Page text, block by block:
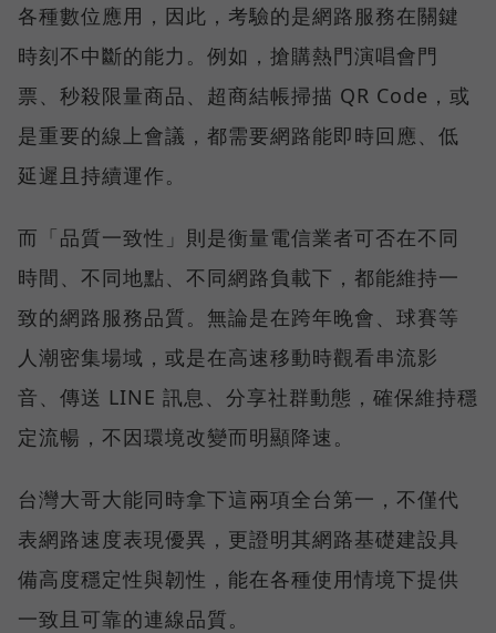
各種數位應用，因此，考驗的是網路服務在關鍵
時刻不中斷的能力。例如，搶購熱門演唱會門
票、秒殺限量商品、超商結帳掃描 QR Code，或
是重要的線上會議，都需要網路能即時回應、低
延遲且持續運作。
而「品質一致性」則是衡量電信業者可否在不同
時間、不同地點、不同網路負載下，都能維持一
致的網路服務品質。無論是在跨年晚會、球賽等
人潮密集場域，或是在高速移動時觀看串流影
音、傳送 LINE 訊息、分享社群動態，確保維持穩
定流暢，不因環境改變而明顯降速。
台灣大哥大能同時拿下這兩項全台第一，不僅代
表網路速度表現優異，更證明其網路基礎建設具
備高度穩定性與韌性，能在各種使用情境下提供
一致且可靠的連線品質。